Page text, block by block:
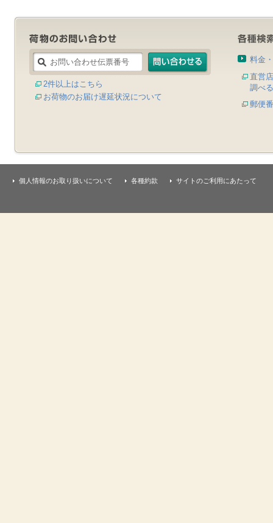
2件以上はこちら
お荷物のお届け遅延状況について
料金
直営
調べる
郵便
個人情報のお取り扱いについて 各種約款 サイトのご利用にあたって